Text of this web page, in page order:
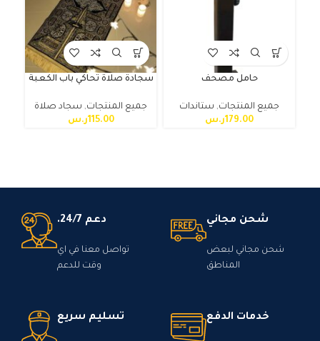
حامل مصحف
جميع المنتجات, ستاندات
179.00ر.س
سجادة صلاة تحاكي باب الكعبة
جميع المنتجات, سجاد صلاة
115.00ر.س
شحن مجاني
شحن مجاني لبعض
المناطق
دعم 24/7.
تواصل معنا في اي
وقت للدعم
خدمات الدفع تسليم سريع